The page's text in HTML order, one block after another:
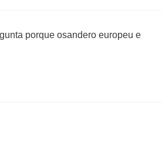
porque osandero europeu e